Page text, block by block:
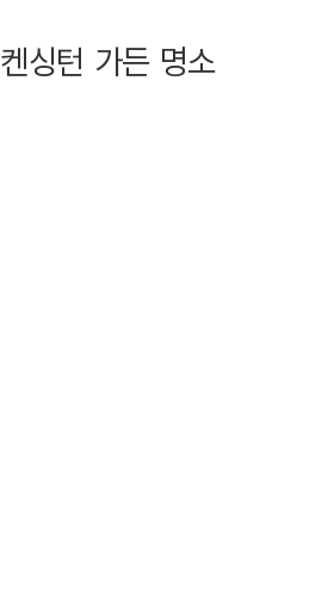
켄싱턴 가든 명소